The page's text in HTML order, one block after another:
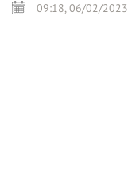
09:18, 06/02/2023